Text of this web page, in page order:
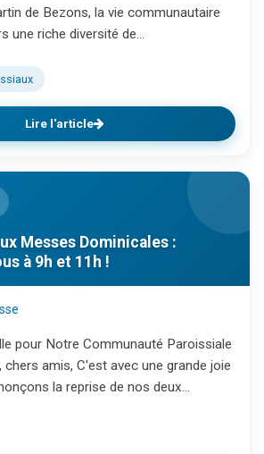
de Bezons, la vie communautaire
une riche diversité de...
Lire l'article
Messes Dominicales :
à 9h et 11h !
pour Notre Communauté Paroissiale
amis, C'est avec une grande joie
la reprise de nos deux...